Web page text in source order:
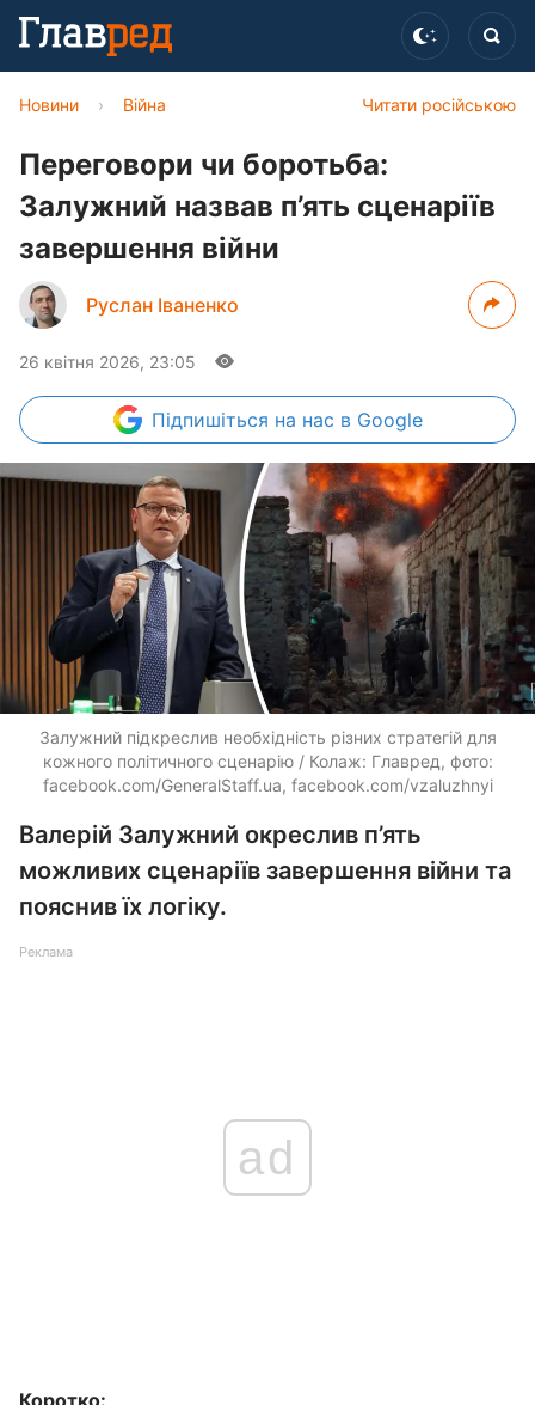
Читати російською
Новини › Війна
Переговори чи боротьба:
Залужний назвав п’ять сценаріїв
завершення війни
Руслан Іваненко
26 квітня 2026, 23:05
Підпишіться на нас в Google
Залужний підкреслив необхідність різних стратегій для
кожного політичного сценарію / Колаж: Главред, фото:
facebook.com/GeneralStaff.ua, facebook.com/vzaluzhnyi
Валерій Залужний окреслив п’ять
можливих сценаріїв завершення війни та
пояснив їх логіку.
Реклама
ad
Коротко: